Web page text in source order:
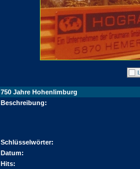
750 Jahre Hohenlimburg
Beschreibung:
Schlüsselwörter:
Datum:
Hits: